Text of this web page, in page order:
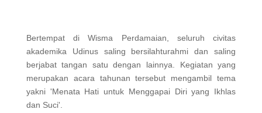
Bertempat di Wisma Perdamaian, seluruh civitas
akademika Udinus saling bersilahturahmi dan saling
berjabat tangan satu dengan lainnya. Kegiatan yang
merupakan acara tahunan tersebut mengambil tema
yakni 'Menata Hati untuk Menggapai Diri yang Ikhlas
dan Suci'.